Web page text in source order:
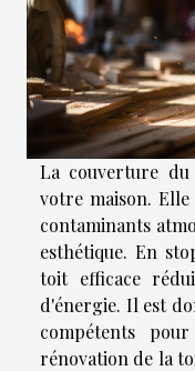
La couverture
votre maison.
contaminants
esthétique. En
toit efficace
d'énergie. Il est
compétents
rénovation de la